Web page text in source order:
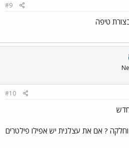
#9
טיפה
#10
? אם את עצלנית יש אפילו פילטרים